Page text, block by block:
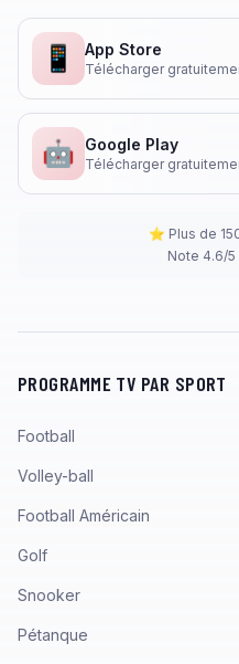
📱 App Store
Télécharger
🤖 Google Play
Télécharger
⭐ Plus de
Note 4.6/
PROGRAMME TV PAR SPORT
Football
Volley-ball
Football Américain
Golf
Snooker
Pétanque